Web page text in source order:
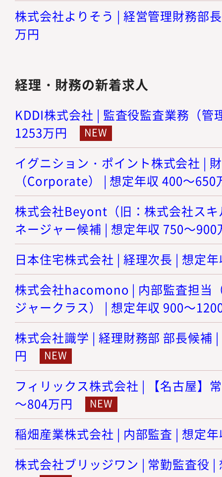
株式会社よりそう | 経営管理財務部
万円
経理・財務の新着求人
KDDI株式会社 | 監査役監査業務（管
1253万円
イグニション・ポイント株式会社 |
（Corporate） | 想定年収 400～650
株式会社Beyont（旧：株式会社ス
ネージャー候補 | 想定年収 750～900
日本住宅株式会社 | 経理次長 | 想定
株式会社hacomono | 内部監査担当
ジャークラス） | 想定年収 900～
株式会社識学 | 経理財務部 部長候補
円
フィリックス株式会社 | 【名古屋】
～804万円
稲畑産業株式会社 | 内部監査 | 想定
株式会社ブリッジワン | 常勤監査役